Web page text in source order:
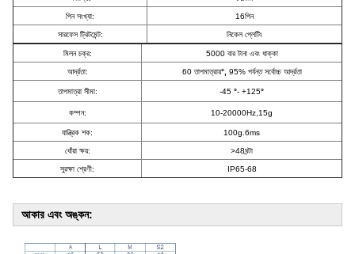
পিন সংখ্যা: 16পিন
সারফেস ট্রিটমেন্ট: নিকেল প্লেটিং
মিলন চক্র: 5000 বার টানা এবং ধাক্কা
আর্দ্রতা: 60 তাপমাত্রায়°, 95% পর্যন্ত সর্বোচ্চ আর্দ্রতা
তাপমাত্রা সীমা: -45 °- +125°
কম্পন: 10-20000Hz,15g
যান্ত্রিক শক: 100g.6ms
ধোঁয়া ক্ষয়: >48ঘন্টা
সুরক্ষা শ্রেণী: IP65-68
আকার এবং অঙ্কন: